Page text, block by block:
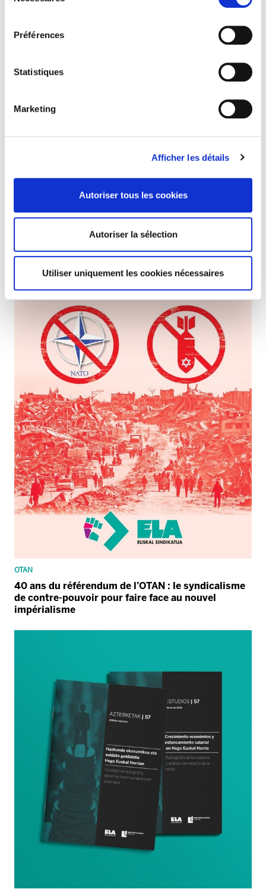
Préférences
Statistiques
Marketing
Afficher les détails
Autoriser tous les cookies
Autoriser la sélection
Utiliser uniquement les cookies nécessaires
GRÈVE GÉNÉRALE
Large soutien à la grève générale du 17 mars: la
OTAN
40 ans du référendum de l’OTAN : le syndicalisme
de contre-pouvoir pour faire face au nouvel
impérialisme